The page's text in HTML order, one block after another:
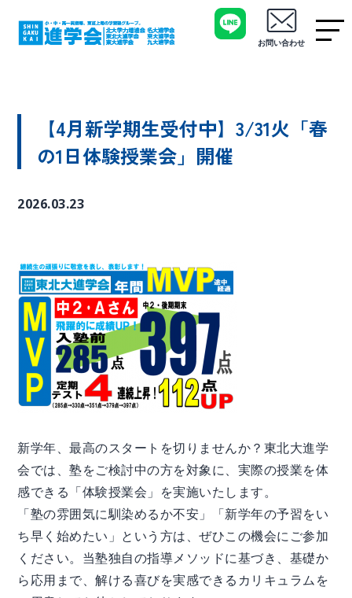
お問い合わせ
【4月新学期生受付中】3/31火「春
の1日体験授業会」開催
2026.03.23
新学年、最高のスタートを切りませんか？東北大進学
会では、塾をご検討中の方を対象に、実際の授業を体
感できる「体験授業会」を実施いたします。
「塾の雰囲気に馴染めるか不安」「新学年の予習をい
ち早く始めたい」という方は、ぜひこの機会にご参加
ください。当塾独自の指導メソッドに基づき、基礎か
ら応用まで、解ける喜びを実感できるカリキュラムを